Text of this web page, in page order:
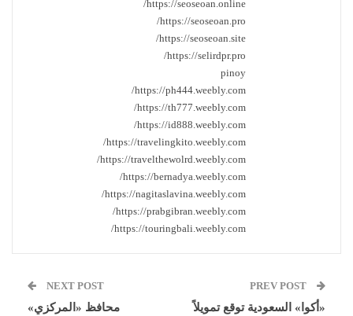
https://seoseoan.online/
https://seoseoan.pro/
https://seoseoan.site/
https://selirdpr.pro/
pinoy
https://ph444.weebly.com/
https://th777.weebly.com/
https://id888.weebly.com/
https://travelingkito.weebly.com/
https://travelthewolrd.weebly.com/
https://bernadya.weebly.com/
https://nagitaslavina.weebly.com/
https://prabgibran.weebly.com/
https://touringbali.weebly.com/
«أكوا» السعودية توقع تمويلاً
NEXT POST
محافظ «المركزي»